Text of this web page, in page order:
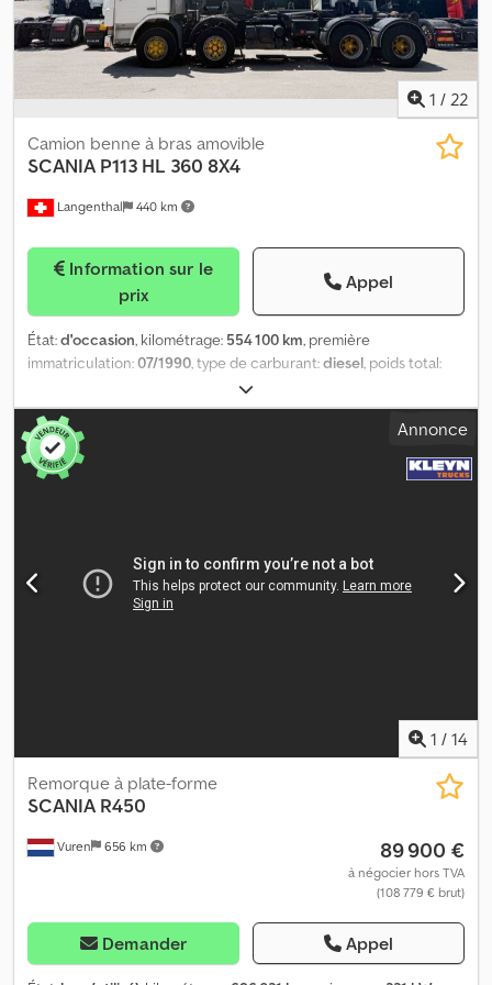
CLIMATISATION, BOÎTE DE VITESSE AUTOMATIQUE, FREIN
MOTEUR À 2 POSITIONS, 3ÈME ESSIEU ÉLÉVATEUR ET
DIRECTEUR, 1 COUCHETTE, SUSPENSION PNEUMATIQUE
INTÉGRALE, RÉGULATEUR DE VITESSE, RADIO CD, ORDINATEUR
DE BORD, VITRES ÉLECTRIQUES, ASSISTANCE AU MAINTIEN DANS
1 / 22
Langenthal 440 km
Camion benne à bras amovible
SCANIA P113 HL 360 8X4
prix
Appel
État:d'occasion, kilométrage: 554 100 km, première
immatriculation:07/1990, type de carburant:diesel, poids total:
mécanique
Annonce
1 / 14
Vuren 656 km
Remorque à plate-forme
SCANIA R450
89 900 €
à négocier hors TVA
(108 779 € brut)
Demander Appel